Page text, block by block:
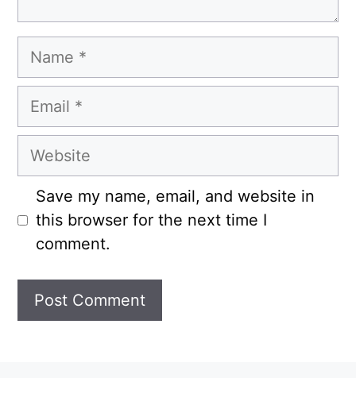
Name
Email
Website
Save my name, email, and website in
this browser for the next time I
comment.